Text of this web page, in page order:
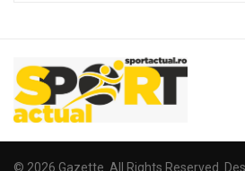
© 2026 Gazette. All Rights Reserved.